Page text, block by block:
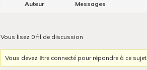
Auteur Messages
Vous lisez 0 fil de discussion
Vous devez être connecté pour répondre à ce sujet.